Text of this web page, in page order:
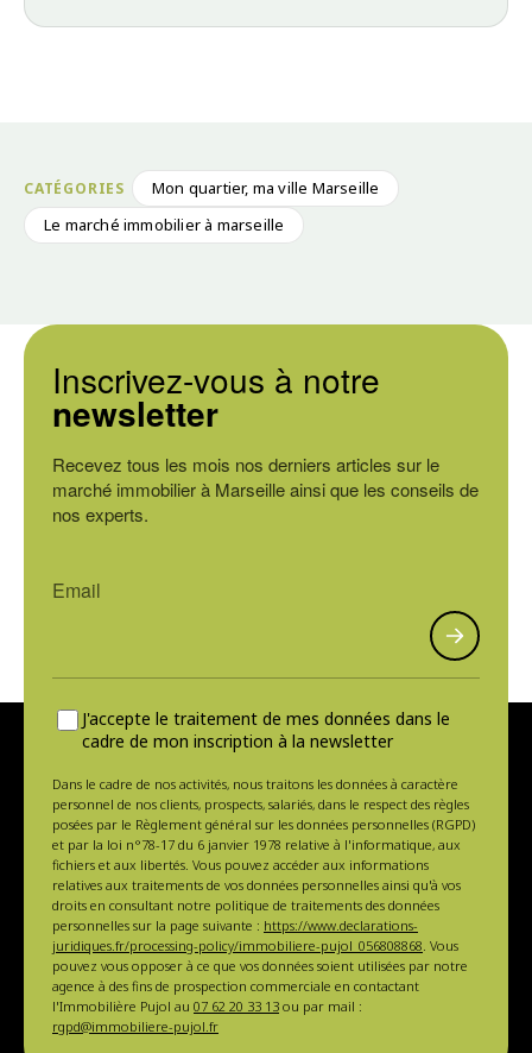
Mon quartier, ma ville Marseille
Le marché immobilier à marseille
Inscrivez-vous à notre
newsletter
Recevez tous les mois nos derniers articles sur le
marché immobilier à Marseille ainsi que les conseils de
nos experts.
J'accepte le traitement de mes données dans le
cadre de mon inscription à la newsletter
Dans le cadre de nos activités, nous traitons les données à caractère
personnel de nos clients, prospects, salariés, dans le respect des règles
posées par le Règlement général sur les données personnelles (RGPD)
et par la loi n°78-17 du 6 janvier 1978 relative à l'informatique, aux
fichiers et aux libertés. Vous pouvez accéder aux informations
relatives aux traitements de vos données personnelles ainsi qu'à vos
droits en consultant notre politique de traitements des données
personnelles sur la page suivante : https://www.declarations-
juridiques.fr/processing-policy/immobiliere-pujol_056808868. Vous
pouvez vous opposer à ce que vos données soient utilisées par notre
agence à des fins de prospection commerciale en contactant
l'Immobilière Pujol au 07 62 20 33 13 ou par mail :
rgpd@immobiliere-pujol.fr